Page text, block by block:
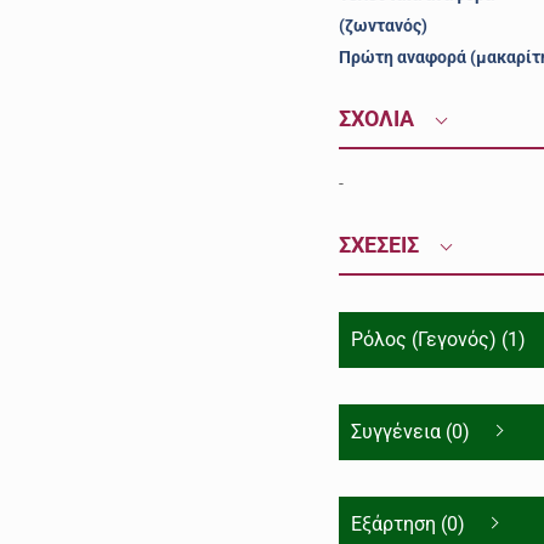
(ζωντανός)
Πρώτη αναφορά
ΣΧΟΛΙΑ
-
ΣΧΕΣΕΙΣ
Ρόλος (Γεγονός) (1)
Συγγένεια (0)
Εξάρτηση (0)